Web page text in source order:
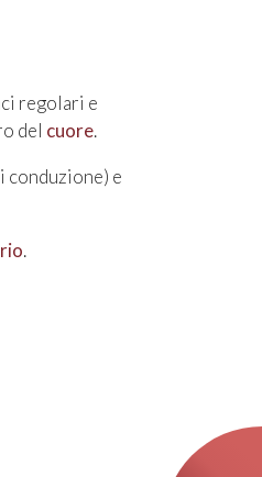
regolari e
del cuore.
conduzione) e
.